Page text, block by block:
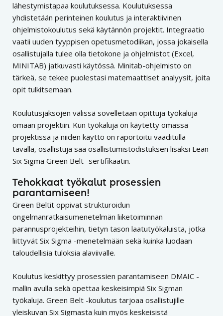
lähestymistapaa koulutuksessa. Koulutuksessa
yhdistetään perinteinen koulutus ja interaktiivinen
ohjelmistokoulutus sekä käytännön projektit. Integraatio
vaatii uuden tyyppisen opetusmetodiikan, jossa jokaisella
osallistujalla tulee olla tietokone ja ohjelmistot (Excel,
MINITAB) jatkuvasti käytössä. Minitab-ohjelmisto on
tärkeä, se tekee puolestasi matemaattiset analyysit, joita
opit tulkitsemaan.
Koulutusjaksojen välissä sovelletaan opittuja työkaluja
omaan projektiin. Kun työkaluja on käytetty omassa
projektissa ja niiden käyttö on raportoitu vaaditulla
tavalla, osallistuja saa osallistumistodistuksen lisäksi Lean
Six Sigma Green Belt -sertifikaatin.
Tehokkaat työkalut prosessien
parantamiseen!
Green Beltit oppivat strukturoidun
ongelmanratkaisumenetelmän liiketoiminnan
parannusprojekteihin, tietyn tason laatutyökaluista, jotka
liittyvät Six Sigma -menetelmään sekä kuinka luodaan
taloudellisia tuloksia alaviivalle.
Koulutus keskittyy prosessien parantamiseen DMAIC -
mallin avulla sekä opettaa keskeisimpiä Six Sigman
työkaluja. Green Belt -koulutus tarjoaa osallistujille
yleiskuvan Six Sigmasta kuin myös keskeisistä